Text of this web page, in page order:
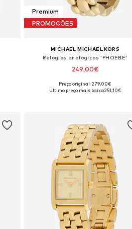
Premium
PROMOÇÕES
MICHAEL MICHAEL KORS
Relógios analógicos 'PHOEBE'
249,00€
Tamanhos disponíveis: One Size
Preço original: 279,00€
Último preço mais baixo:251,10€